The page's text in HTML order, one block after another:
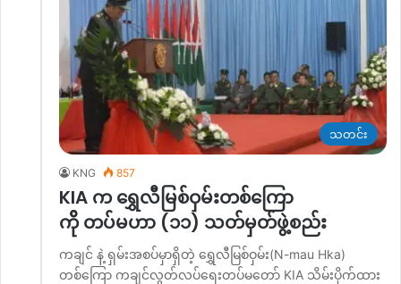
သတင်း
KNG 857
KIA က ရွှေလီမြစ်ဝှမ်းတစ်ကြော
ကိို တပ်မဟာ (၁၁) သတ်မှတ်ဖွဲ့စည်း
ကချင် နဲ့ ရှမ်းအစပ်မှာရှိတဲ့ ရွှေလီမြစ်ဝှမ်း(N-mau Hka)
တစ်ကြော ကချင်လွတ်လပ်ရေးတပ်မတော် KIA သိမ်းပိုက်ထား